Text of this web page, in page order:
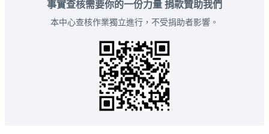
事實查核需要你的一份力量 捐款贊助我們
本中心查核作業獨立進行，不受捐助者影響。